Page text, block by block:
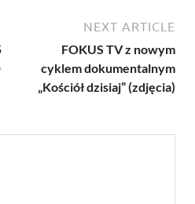
NEXT ARTICLE
FOKUS TV z nowym
cyklem dokumentalnym
„Kościół dzisiaj” (zdjęcia)